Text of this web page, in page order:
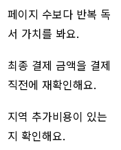
페이지 수보다 반복 독
서 가치를 봐요.
최종 결제 금액을 결제
직전에 재확인해요.
지역 추가비용이 있는
지 확인해요.